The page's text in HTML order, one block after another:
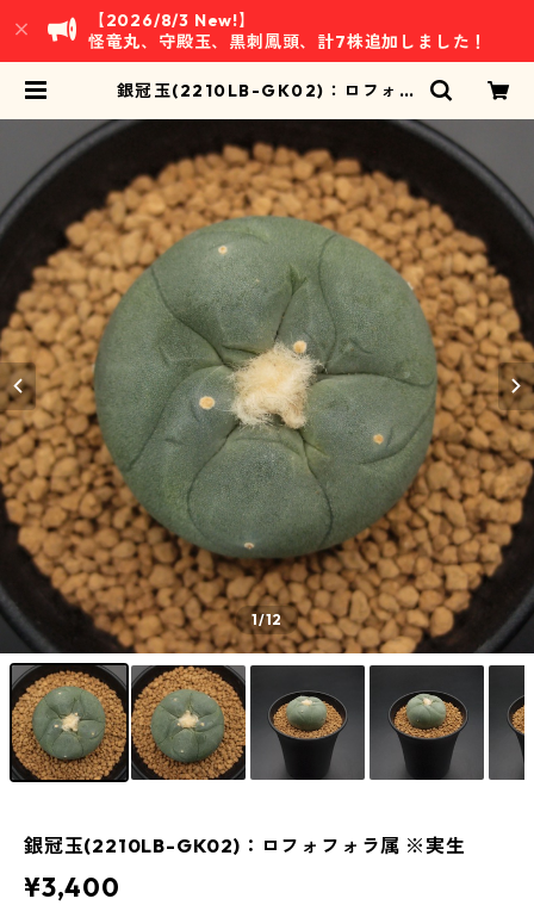
【2026/8/3 New!】
怪竜丸、守殿玉、黒刺鳳頭、計7株追加しました！
銀冠玉(2210LB-GK02)：ロフォフ
1/12
銀冠玉(2210LB-GK02)：ロフォフォラ属 ※実生
¥3,400